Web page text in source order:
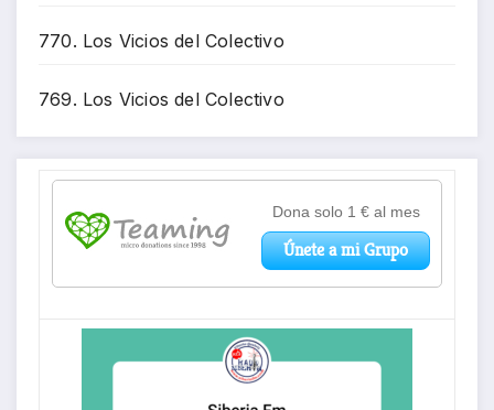
770. Los Vicios del Colectivo
769. Los Vicios del Colectivo